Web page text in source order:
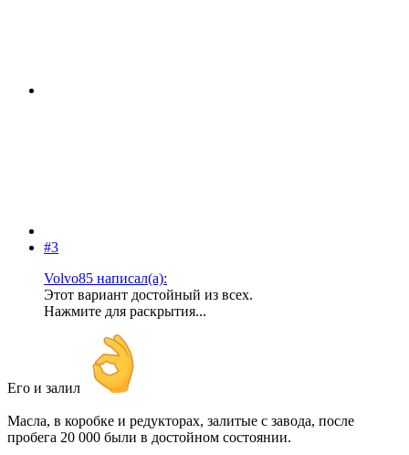
#3
Volvo85 написал(а):
Этот вариант достойный из всех.
Нажмите для раскрытия...
Его и залил
Масла, в коробке и редукторах, залитые с завода, после
пробега 20 000 были в достойном состоянии.